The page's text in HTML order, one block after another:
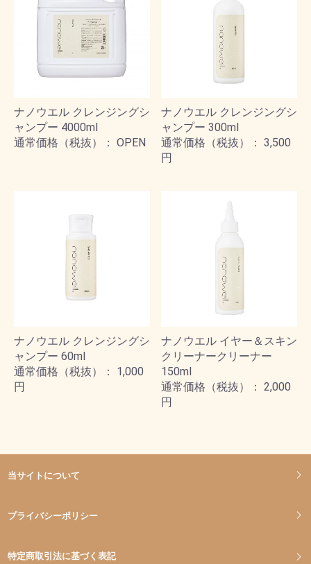
ナノウエル クレンジングシ
ャンプー 4000ml
通常価格（税抜）： OPEN
ナノウエル クレンジングシ
ャンプー 300ml
通常価格（税抜）： 3,500
円
ナノウエル クレンジングシ
ャンプー 60ml
通常価格（税抜）： 1,000
円
ナノウエル イヤー＆スキン
クリーナークリーナー
150ml
通常価格（税抜）： 2,000
円
当サイトについて
プライバシーポリシー
特定商取引法に基づく表記